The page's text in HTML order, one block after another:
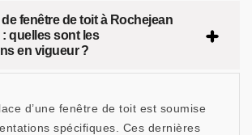
de fenêtre de toit à Rochejean
: quelles sont les
en vigueur ?
d’une fenêtre de toit est soumise
spécifiques. Ces dernières